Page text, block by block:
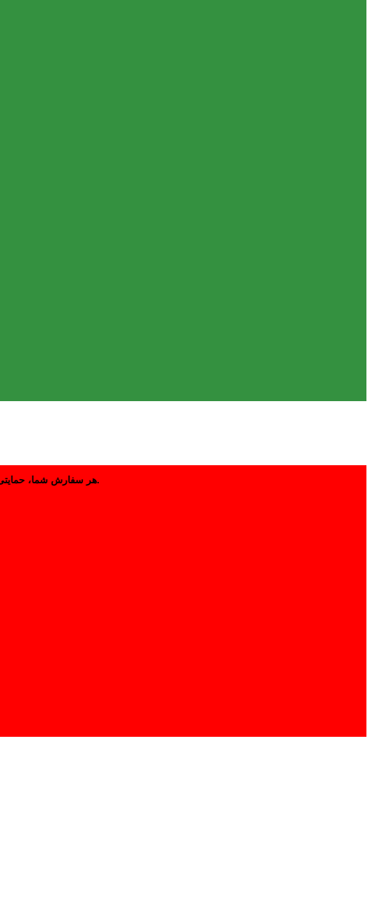
هر سفارش شما، حمایتی است از نشر مستقل و آزاد کتاب فارسی.